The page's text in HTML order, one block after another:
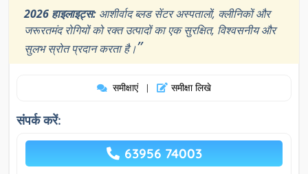
2026 हाइलाइट्स: आशीर्वाद ब्लड सेंटर अस्पतालों, क्लीनिकों और
जरूरतमंद रोगियों को रक्त उत्पादों का एक सुरक्षित, विश्वसनीय और
सुलभ स्रोत प्रदान करता है।”
समीक्षाएं | समीक्षा लिखे
संपर्क करें:
63956 74003